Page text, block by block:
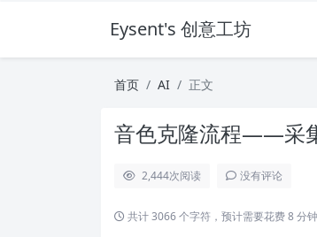
Eysent's 创意工坊
首页 AI 正文
音色克隆流程——采
2,444次阅读 没有评论
共计 3066 个字符，预计需要花费 8 分钟